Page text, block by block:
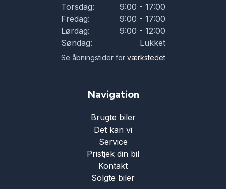
Torsdag:
9:00 - 17:00
Fredag:
9:00 - 17:00
Lørdag:
9:00 - 12:00
Søndag:
Lukket
Se åbningstider for værkstedet
Navigation
Brugte biler
Det kan vi
Service
Pristjek din bil
Kontakt
Solgte biler